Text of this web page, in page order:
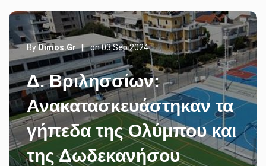
ByDimos.gr||on 03 Sep 2024
Δ. Βριλησσίων:
Ανακατασκευάστηκαν τα
γήπεδα της Ολύμπου και
της Δωδεκανήσου